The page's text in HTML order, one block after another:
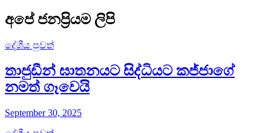
අපේ ජනප්‍රියම ලිපි
දේශීය පුවත්
තාජුඩීන් ඝාතනයට සිද්ධියට කජ්ජාගේ
නමත් ගෑවෙයි
September 30, 2025